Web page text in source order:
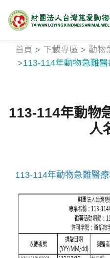
首頁 下載專區
動物
113-114年動物急難
113-114年動物
人
113-114年動物急難醫